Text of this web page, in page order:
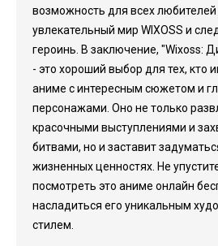
возможность для всех любителей
увлекательный мир WIXOSS и
героинь. В заключение, "Wixoss:
- это хороший выбор для тех, кто
аниме с интересным сюжетом и
персонажами. Оно не только
красочными выступлениями и
битвами, но и заставит
жизненных ценностях. Не
посмотреть это аниме онлайн
насладиться его уникальным
стилем.